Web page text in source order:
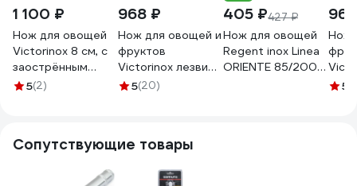
1 100 ₽
Нож для овощей
Victorinox 8 см, с
заострённым
кончиком, красный
5(2)
968 ₽
Нож для овощей и
фруктов
Victorinox лезвие
6 см, красный
5(20)
405 ₽427 ₽
Нож для овощей
Regent inox Linea
ORIENTE 85/200
Нож
6 5
Сопутствующие товары